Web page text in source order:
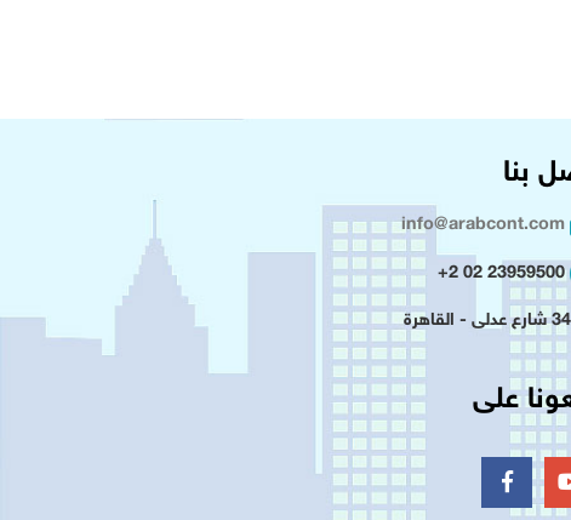
بنا
info@arabcont.com
23959500 02 2+
34 شارع عدلى - القاهرة
على